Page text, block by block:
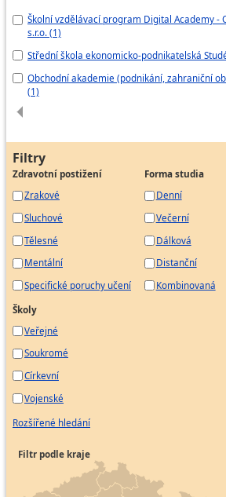
Likvidátor škod z pojištění
Likvidátor škod z pojištění osob
Pojišťovací poradce
Asistentka
Firemní recepční
Odborný účetní
Personalista
Media buyer
Specialista marketingu
Školní vzdělávací program Digital Academy -
s.r.o. (1)
Střední škola ekonomicko-podnikatelská
Obchodní akademie (podnikání, zahraniční
(1)
Filtry
Zdravotní postižení
Zrakové
Sluchové
Tělesné
Mentální
Specifické poruchy učení
Forma studia
Denní
Večerní
Dálková
Distanční
Kombinovaná
Školy
Veřejné
Soukromé
Církevní
Vojenské
Rozšířené hledání
Filtr podle kraje